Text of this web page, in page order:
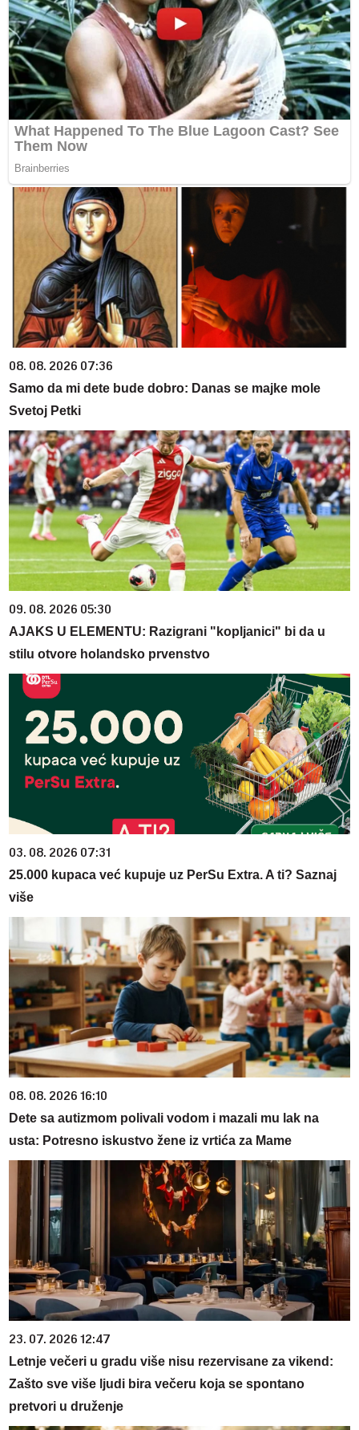
08. 08. 2026 07:36
Samo da mi dete bude dobro: Danas se majke mole
Svetoj Petki
09. 08. 2026 05:30
AJAKS U ELEMENTU: Razigrani "kopljanici" bi da u
stilu otvore holandsko prvenstvo
03. 08. 2026 07:31
25.000 kupaca već kupuje uz PerSu Extra. A ti? Saznaj
više
08. 08. 2026 16:10
Dete sa autizmom polivali vodom i mazali mu lak na
usta: Potresno iskustvo žene iz vrtića za Mame
23. 07. 2026 12:47
Letnje večeri u gradu više nisu rezervisane za vikend:
Zašto sve više ljudi bira večeru koja se spontano
pretvori u druženje